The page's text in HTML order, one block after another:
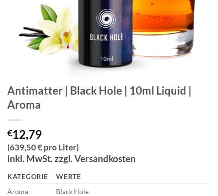
Antimatter | Black Hole | 10ml Liquid |
Aroma
€12,79
(639,50 € pro Liter)
inkl. MwSt. zzgl. Versandkosten
KATEGORIE
WERTE
Aroma
Black Hole